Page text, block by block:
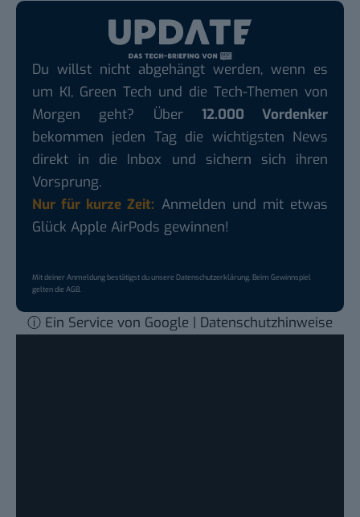
Du willst nicht abgehängt werden, wenn es
um KI, Green Tech und die Tech-Themen von
Morgen geht? Über 12.000 Vordenker
bekommen jeden Tag die wichtigsten News
direkt in die Inbox und sichern sich ihren
Vorsprung.
Nur für kurze Zeit: Anmelden und mit etwas
Glück Apple AirPods gewinnen!
Mit deiner Anmeldung bestätigst du unsereDatenschutzerklärung. Beim Gewinnspiel
gelten dieAGB.
ⓘ Ein Service von Google | Datenschutzhinweise